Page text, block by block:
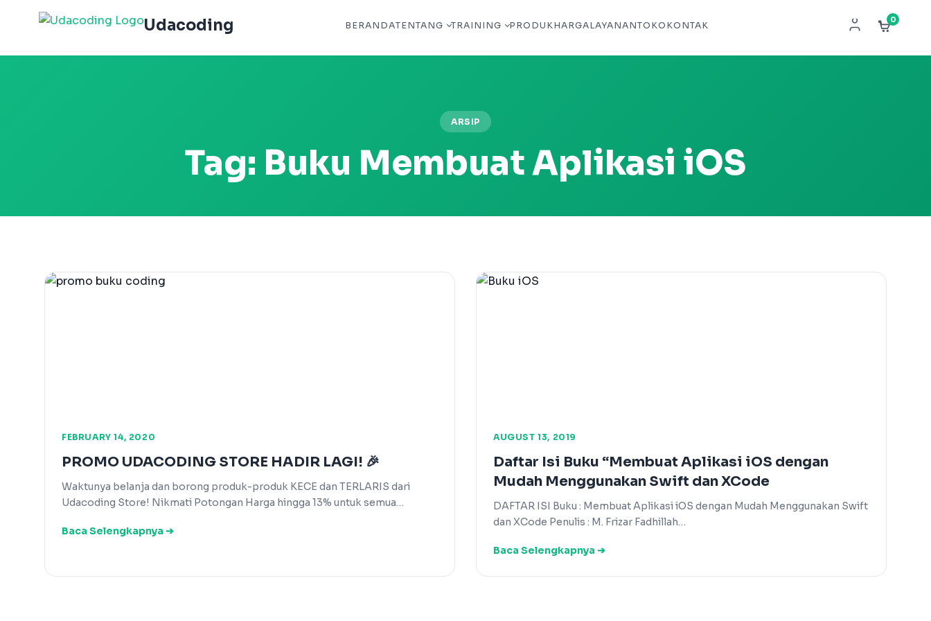
Udacoding BERANDATENTANG TRAINING PRODUKHARGALAYANANTOKOKONTAK
0
ARSIP
Tag: Buku Membuat Aplikasi iOS
FEBRUARY 14, 2020
PROMO UDACODING STORE HADIR LAGI! 🎉
Waktunya belanja dan borong produk-produk KECE dan TERLARIS dari
Udacoding Store! Nikmati Potongan Harga hingga 13% untuk semua…
Baca Selengkapnya ➔
AUGUST 13, 2019
Daftar Isi Buku “Membuat Aplikasi iOS dengan
Mudah Menggunakan Swift dan XCode
DAFTAR ISI Buku : Membuat Aplikasi iOS dengan Mudah Menggunakan Swift
dan XCode Penulis : M. Frizar Fadhillah…
Baca Selengkapnya ➔